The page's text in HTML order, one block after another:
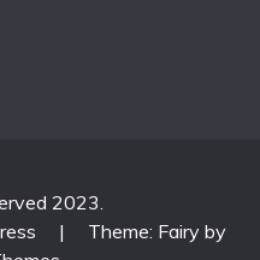
2023.
|
Theme: Fairy by